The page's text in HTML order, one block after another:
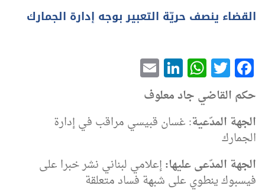
القضاء ينصف حريّة التعبير بوجه إدارة الجمارك
Facebook
Twitter
WhatsApp
LinkedIn
حكم القاضي جاد معلوف
الجهة المدّعية: غسان قبيسي مراقب في إدارة
الجمارك
الجهة المدّعى عليها:إعلامي لبناني نشر خبرا على
فيسبوك ينطوي على شبهة فساد متعلقة